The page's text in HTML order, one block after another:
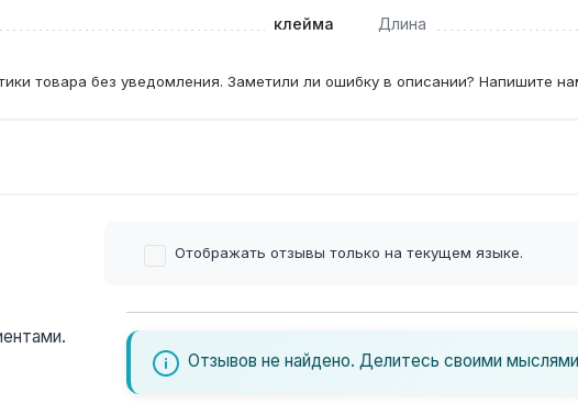
клейма Длина
товара без уведомления. Заметили ли ошибку в описании? Напишите
Отображать отзывы только на текущем языке.
Отзывов не найдено. Делитесь своими